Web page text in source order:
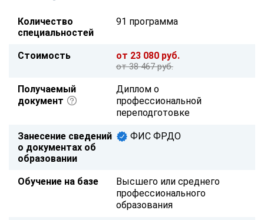
Количество
специальностей
91 программа
Стоимость от 23 080 руб.
от 38 467 руб.
Получаемый
документ
Диплом о
профессиональной
переподготовке
Занесение сведений
о документах об
образовании
ФИС ФРДО
Обучение на базе
Высшего или среднего
профессионального
образования